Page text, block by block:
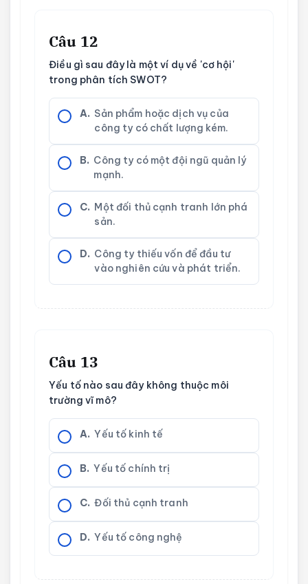
Câu 12
Điều gì sau đây là một ví dụ về 'cơ hội'
trong phân tích SWOT?
A. Sản phẩm hoặc dịch vụ của
công ty có chất lượng kém.
B. Công ty có một đội ngũ quản lý
mạnh.
C. Một đối thủ cạnh tranh lớn phá
sản.
D. Công ty thiếu vốn để đầu tư
vào nghiên cứu và phát triển.
Câu 13
Yếu tố nào sau đây không thuộc môi
trường vĩ mô?
A. Yếu tố kinh tế
B. Yếu tố chính trị
C. Đối thủ cạnh tranh
D. Yếu tố công nghệ